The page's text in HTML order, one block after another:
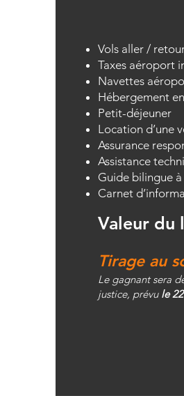
Vols aller /
Taxes aéroport
Navettes
Hébergement
Petit-déjeuner
Location d’une
Assurance
Assistance
Guide bilingue
Carnet
Valeur du
Tirage au
Le gagnant sera
justice, prévule 22